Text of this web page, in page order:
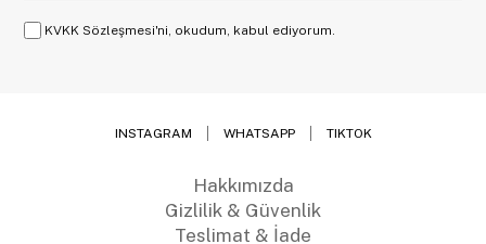
KVKK Sözleşmesi'ni, okudum, kabul ediyorum.
INSTAGRAM WHATSAPP TIKTOK
Hakkımızda
Gizlilik & Güvenlik
Teslimat & İade